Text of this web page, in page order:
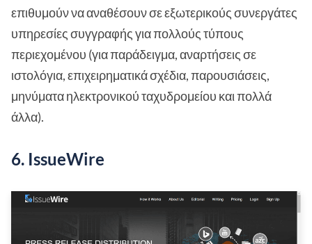
επιθυμούν να αναθέσουν σε εξωτερικούς συνεργάτες
υπηρεσίες συγγραφής για πολλούς τύπους
περιεχομένου (για παράδειγμα, αναρτήσεις σε
ιστολόγια, επιχειρηματικά σχέδια, παρουσιάσεις,
μηνύματα ηλεκτρονικού ταχυδρομείου και πολλά
άλλα).
6. IssueWire